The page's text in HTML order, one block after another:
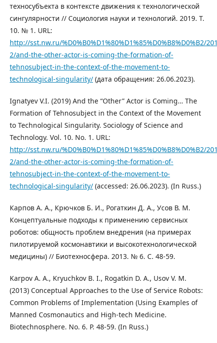
техносубъекта в контексте движения к технологической
сингулярности // Социология науки и технологий. 2019. Т.
10. № 1. URL:
http://sst.nw.ru/%D0%B0%D1%80%D1%85%D0%B8%D0%B2/
2/and-the-other-actor-is-coming-the-formation-of-
tehnosubject-in-the-context-of-the-movement-to-
technological-singularity/ (дата обращения: 26.06.2023).
Ignatyev V.I. (2019) And the “Other” Actor is Coming… The
Formation of Tehnosubject in the Context of the Movement
to Technological Singularity. Sociology of Science and
Technology. Vol. 10. No. 1. URL:
http://sst.nw.ru/%D0%B0%D1%80%D1%85%D0%B8%D0%B2/
2/and-the-other-actor-is-coming-the-formation-of-
tehnosubject-in-the-context-of-the-movement-to-
technological-singularity/ (accessed: 26.06.2023). (In Russ.)
Карпов А. А., Крючков Б. И., Рогаткин Д. А., Усов В. М.
Концептуальные подходы к применению сервисных
роботов: общность проблем внедрения (на примерах
пилотируемой космонавтики и высокотехнологической
медицины) // Биотехносфера. 2013. № 6. С. 48-59.
Karpov A. A., Kryuchkov B. I., Rogatkin D. A., Usov V. M.
(2013) Conceptual Approaches to the Use of Service Robots:
Common Problems of Implementation (Using Examples of
Manned Cosmonautics and High-tech Medicine.
Biotechnosphere. No. 6. P. 48-59. (In Russ.)